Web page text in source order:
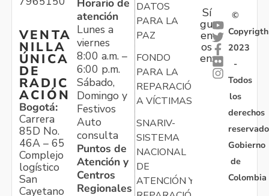
VENTA
NILLA
ÚNICA
DE
RADIC
ACIÓN
Bogotá:
Carrera
85D No.
46A – 65
Complejo
logístico
San
Cayetano
Horario de
atención
Lunes a
viernes
8:00 a.m. –
6:00 p.m.
Sábado,
Domingo y
Festivos
Auto
consulta
Puntos de
Atención y
Centros
Regionales
DATOS
PARA LA
PAZ
FONDO
PARA LA
REPARACIÓN
A VÍCTIMAS
SNARIV-
SISTEMA
NACIONAL
DE
ATENCIÓN Y
Sí
gu
en
os
en:
©
Copyrigth
2023
-
Todos
los
derechos
Gobierno
de
Colombia